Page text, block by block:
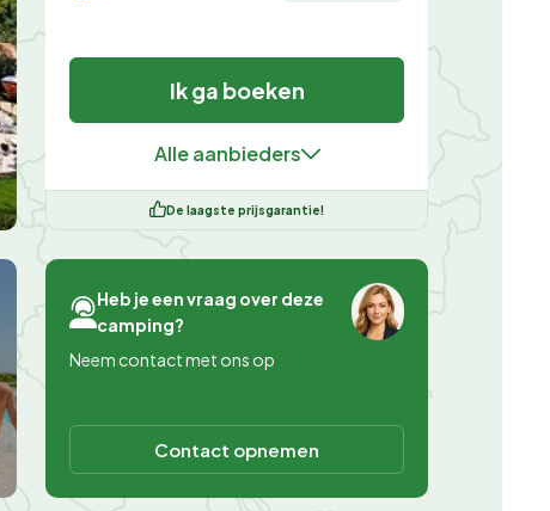
Ik ga boeken
Alle aanbieders
De laagste prijsgarantie!
Heb je een vraag over deze
camping?
Neem contact met ons op
Contact opnemen